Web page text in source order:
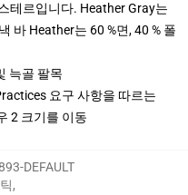
테르입니다. Heather Gray는
바 Heather는 60 %면, 40 % 폴
늑골 팔목
요구 사항을 따르는
2 크기를 이동
DEFAULT
,